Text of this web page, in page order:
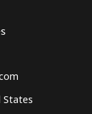
States